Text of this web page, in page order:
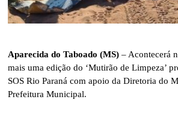
Aparecida do Taboado (MS) – Acontecerá
mais uma edição do ‘Mutirão de Limpeza’
SOS Rio Paraná com apoio da Diretoria do
Prefeitura Municipal.